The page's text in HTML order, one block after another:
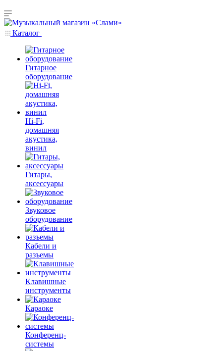
Каталог
Гитарное
оборудование
Hi-Fi,
домашняя
акустика,
винил
Гитары,
аксессуары
Звуковое
оборудование
Кабели и
разъемы
Клавишные
инструменты
Караоке
Конференц-
системы